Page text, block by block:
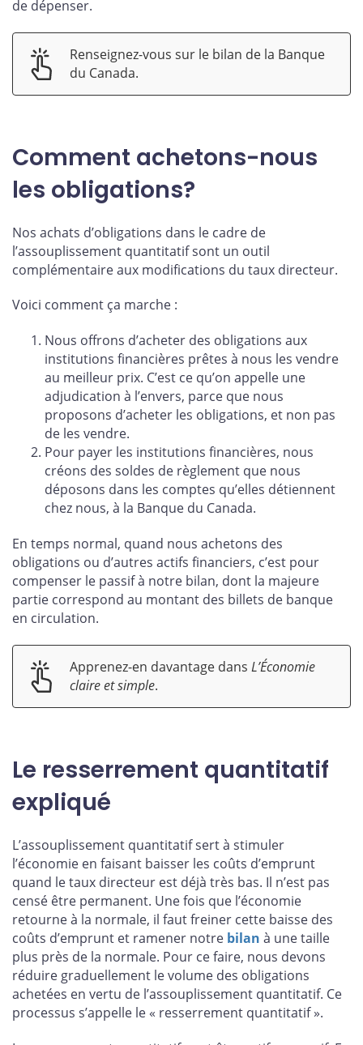
de dépenser.
Renseignez-vous sur le bilan de la Banque
du Canada.
Comment achetons-nous
les obligations?
Nos achats d’obligations dans le cadre de
l’assouplissement quantitatif sont un outil
complémentaire aux modifications du taux directeur.
Voici comment ça marche :
Nous offrons d’acheter des obligations aux
institutions financières prêtes à nous les vendre
au meilleur prix. C’est ce qu’on appelle une
adjudication à l’envers, parce que nous
proposons d’acheter les obligations, et non pas
de les vendre.
Pour payer les institutions financières, nous
créons des soldes de règlement que nous
déposons dans les comptes qu’elles détiennent
chez nous, à la Banque du Canada.
En temps normal, quand nous achetons des
obligations ou d’autres actifs financiers, c’est pour
compenser le passif à notre bilan, dont la majeure
partie correspond au montant des billets de banque
en circulation.
Apprenez-en davantage dans L’Économie
claire et simple.
Le resserrement quantitatif
expliqué
L’assouplissement quantitatif sert à stimuler
l’économie en faisant baisser les coûts d’emprunt
quand le taux directeur est déjà très bas. Il n’est pas
censé être permanent. Une fois que l’économie
retourne à la normale, il faut freiner cette baisse des
coûts d’emprunt et ramener notre bilan à une taille
plus près de la normale. Pour ce faire, nous devons
réduire graduellement le volume des obligations
achetées en vertu de l’assouplissement quantitatif. Ce
processus s’appelle le « resserrement quantitatif ».